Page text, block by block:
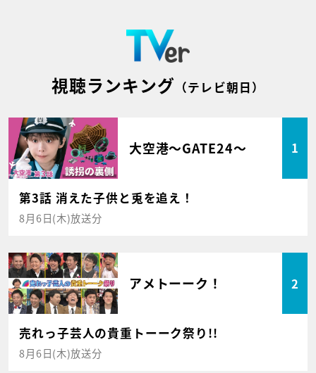
視聴ランキング （テレビ朝日）
大空港～GATE24～ 1
第3話 消えた子供と兎を追え！
8月6日(木)放送分
アメトーーク！ 2
売れっ子芸人の貴重トーーク祭り!!
8月6日(木)放送分